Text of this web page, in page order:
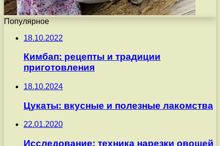
Популярное
18.10.2022
Кимбап: рецепты и традиции
приготовления
18.10.2024
Цукаты: вкусные и полезные лакомства
22.01.2020
Исследование: техника нарезки овощей